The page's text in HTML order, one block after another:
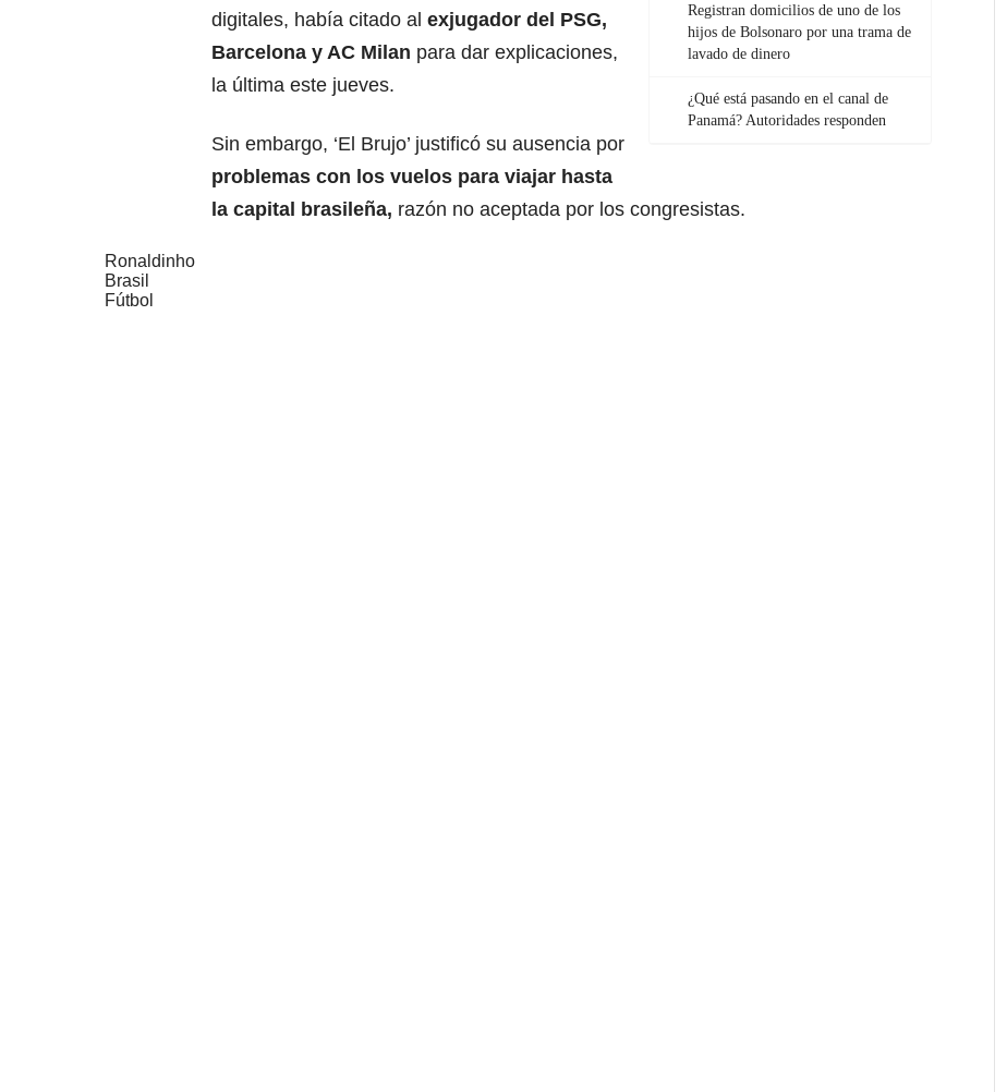
Registran domicilios de uno de los
hijos de Bolsonaro por una trama de
lavado de dinero
¿Qué está pasando en el canal de
Panamá? Autoridades responden
digitales, había citado al exjugador del PSG,
Barcelona y AC Milan para dar explicaciones,
la última este jueves.
Sin embargo, ‘El Brujo’ justificó su ausencia por
problemas con los vuelos para viajar hasta
la capital brasileña, razón no aceptada por los congresistas.
Ronaldinho
Brasil
Fútbol